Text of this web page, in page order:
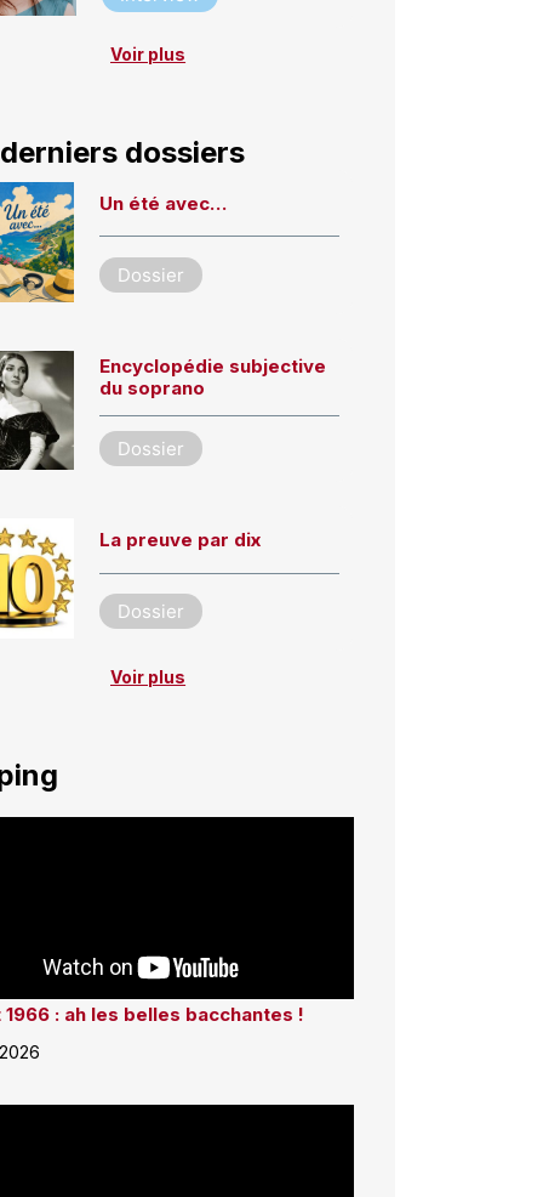
Voir plus
dossiers
Un été avec…
Dossier
Encyclopédie subjective
du soprano
Dossier
La preuve par dix
Dossier
Voir plus
1966 : ah les belles bacchantes !